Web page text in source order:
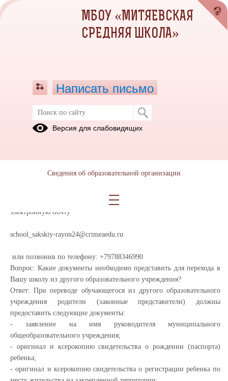
Часто задаваемые вопросы
задаваемые вопросы» собрана актуальная информация о жизни
Напоминаем, что вы можете задать вопрос, написав на
электронную почту
school_sakskiy-rayon24@crimeaedu.ru
или позвонив по телефону: +79788346990
Вопрос: Какие документы необходимо представить для перехода в
Вашу школу из другого образовательного учреждения?
Ответ: При переводе обучающегося из другого образовательного
учреждения родители (законные представители) должны
предоставить следующие документы:
- заявление на имя руководителя муниципального
общеобразовательного учреждения;
- оригинал и ксерокопию свидетельства о рождении (паспорта)
ребенка;
- оригинал и ксерокопию свидетельства о регистрации ребенка по
МБОУ «МИТЯЕВСКАЯ
СРЕДНЯЯ ШКОЛА»
Написать письмо
Версия для слабовидящих
Сведения об образовательной организации